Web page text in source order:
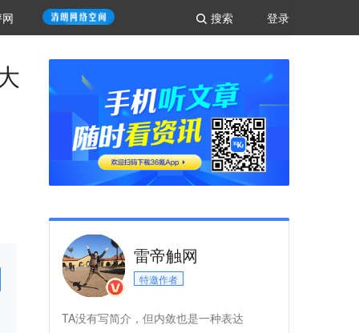
登录
搜索
雷帝触网
特邀作者
TA没有写简介，但内敛也是一种表达